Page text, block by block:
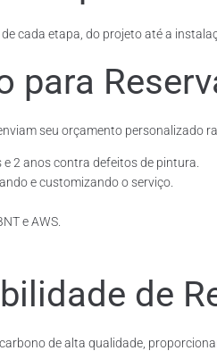
cada etapa, do projeto até a
para
seu orçamento personalizado
2 anos contra defeitos de pintura.
e customizando o serviço.
e AWS.
de
de alta qualidade,